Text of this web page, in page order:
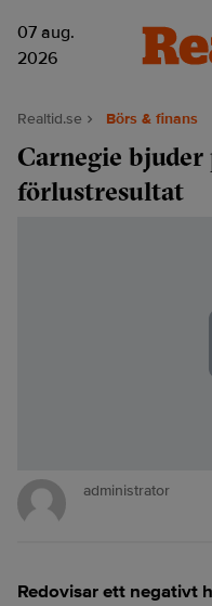
07 aug.
2026
Realtid.se Börs & finans
Carnegie
förlustresultat
administrator
Redovisar ett negativt